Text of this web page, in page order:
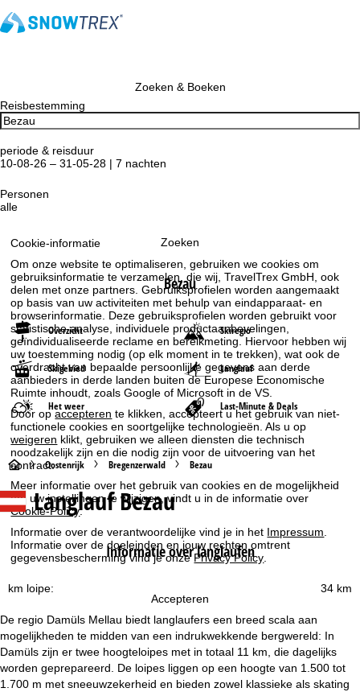
Cookie-informatie
Om onze website te optimaliseren, gebruiken we cookies om
gebruiksinformatie te verzamelen, die wij, TravelTrex GmbH, ook
delen met onze partners. Gebruiksprofielen worden aangemaakt
op basis van uw activiteiten met behulp van eindapparaat- en
browserinformatie. Deze gebruiksprofielen worden gebruikt voor
statistische analyse, individuele productaanbevelingen,
geïndividualiseerde reclame en bereikmeting. Hiervoor hebben wij
uw toestemming nodig (op elk moment in te trekken), wat ook de
overdracht van bepaalde persoonlijke gegevens aan derde
aanbieders in derde landen buiten de Europese Economische
Ruimte inhoudt, zoals Google of Microsoft in de VS.
Door opaccepteren te klikken, accepteert u het gebruik van niet-
functionele cookies en soortgelijke technologieën. Als u op
weigeren klikt, gebruiken we alleen diensten die technisch
noodzakelijk zijn en die nodig zijn voor de uitvoering van het
contract.
Meer informatie over het gebruik van cookies en de mogelijkheid
om uw instellingen te wijzigen, vindt u in de informatie over
Cookie-Policy.
Informatie over de verantwoordelijke vind je in het Impressum
Informatie over de doeleinden en jouw rechten omtrent
gegevensbescherming vind je onzePrivacy Policy
Accepteren
Zoeken & Boeken
Reisbestemming
periode & reisduur
10-08-26 – 31-05-28 | 7 nachten
Personen
alle
Zoeken
Bezau
Overzicht Skiregio
Skigebied Langlauf
Het weer Last-Minute & Deals
S
t
a
r
t
p
a
Oostenrijk Bregenzerwald Bezau
Langlauf Bezau
Informatie over langlaufen
34 km
km loipe:
De regio Damüls Mellau biedt langlaufers een breed scala aan
mogelijkheden te midden van een indrukwekkende bergwereld: In
Damüls zijn er twee hoogteloipes met in totaal 11 km, die dagelijks
worden geprepareerd. De loipes liggen op een hoogte van 1.500 tot
1.700 m met sneeuwzekerheid en bieden zowel klassieke als skating